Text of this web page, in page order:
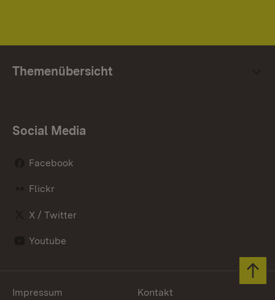
Themenübersicht
Social Media
Facebook
Flickr
X / Twitter
Youtube
Impressum Kontakt